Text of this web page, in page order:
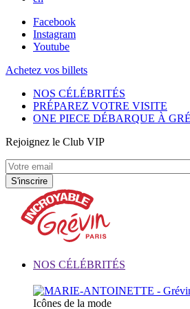
Facebook
Instagram
Youtube
Achetez vos billets
NOS CÉLÉBRITÉS
PRÉPAREZ VOTRE VISITE
ONE PIECE DÉBARQUE À
Rejoignez le Club VIP
NOS CÉLÉBRITÉS
Icônes de la mode